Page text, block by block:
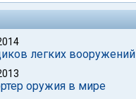
легких вооружений
оружия в мире